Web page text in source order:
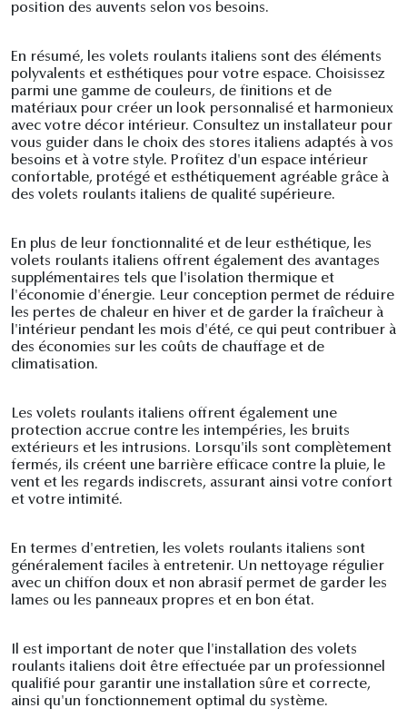
position des auvents selon vos besoins.
En résumé, les volets roulants italiens sont des éléments
polyvalents et esthétiques pour votre espace. Choisissez
parmi une gamme de couleurs, de finitions et de
matériaux pour créer un look personnalisé et harmonieux
avec votre décor intérieur. Consultez un installateur pour
vous guider dans le choix des stores italiens adaptés à vos
besoins et à votre style. Profitez d'un espace intérieur
confortable, protégé et esthétiquement agréable grâce à
des volets roulants italiens de qualité supérieure.
En plus de leur fonctionnalité et de leur esthétique, les
volets roulants italiens offrent également des avantages
supplémentaires tels que l'isolation thermique et
l'économie d'énergie. Leur conception permet de réduire
les pertes de chaleur en hiver et de garder la fraîcheur à
l'intérieur pendant les mois d'été, ce qui peut contribuer à
des économies sur les coûts de chauffage et de
climatisation.
Les volets roulants italiens offrent également une
protection accrue contre les intempéries, les bruits
extérieurs et les intrusions. Lorsqu'ils sont complètement
fermés, ils créent une barrière efficace contre la pluie, le
vent et les regards indiscrets, assurant ainsi votre confort
et votre intimité.
En termes d'entretien, les volets roulants italiens sont
généralement faciles à entretenir. Un nettoyage régulier
avec un chiffon doux et non abrasif permet de garder les
lames ou les panneaux propres et en bon état.
Il est important de noter que l'installation des volets
roulants italiens doit être effectuée par un professionnel
qualifié pour garantir une installation sûre et correcte,
ainsi qu'un fonctionnement optimal du système.